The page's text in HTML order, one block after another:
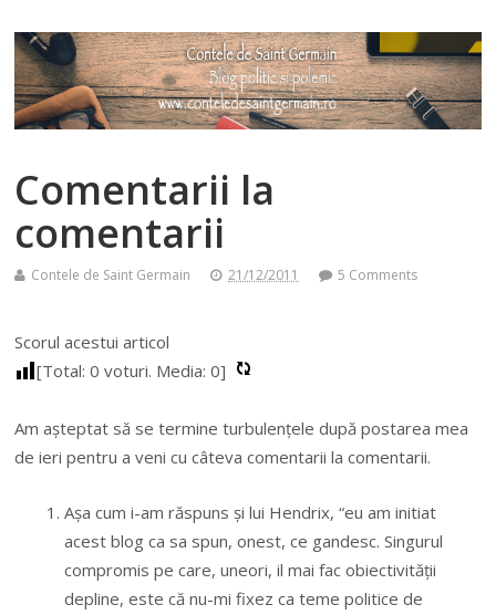
Comentarii la
comentarii
Contele de Saint Germain 21/12/2011 5 Comments
Scorul acestui articol
[Total:0 voturi. Media:0]
Am așteptat să se termine turbulențele după postarea mea
de ieri pentru a veni cu câteva comentarii la comentarii.
Așa cum i-am răspuns și lui Hendrix, “eu am initiat
acest blog ca sa spun, onest, ce gandesc. Singurul
compromis pe care, uneori, il mai fac obiectivității
depline, este că nu-mi fixez ca teme politice de